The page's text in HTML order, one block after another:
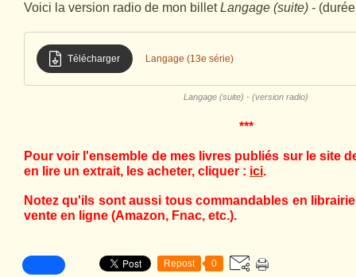
Voici la version radio de mon billet Langage (suite) -
Télécharger Langage (13e série)
Langage (suite) - (version radio)
***
Pour voir l'ensemble de mes livres publiés sur le site
en lire un extrait, les acheter, cliquer : ici.
Notez qu'ils sont aussi tous commandables en
vente en ligne (Amazon, Fnac, etc.).
Repost 0